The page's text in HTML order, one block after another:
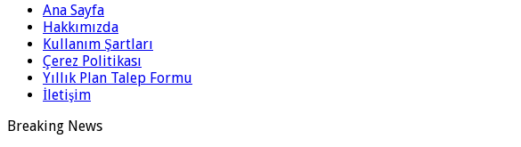
Ana Sayfa
Hakkımızda
Kullanım Şartları
Çerez Politikası
Yıllık Plan Talep Formu
İletişim
Breaking News